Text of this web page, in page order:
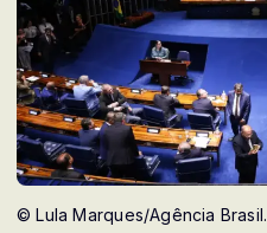
© Lula Marques/Agência Brasil.